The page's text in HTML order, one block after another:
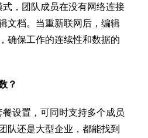
式，团队成员在没有网络连接
文档。当重新联网后，编辑
确保工作的连续性和数据的
？
设置，可同时支持多个成员
队还是大型企业，都能找到